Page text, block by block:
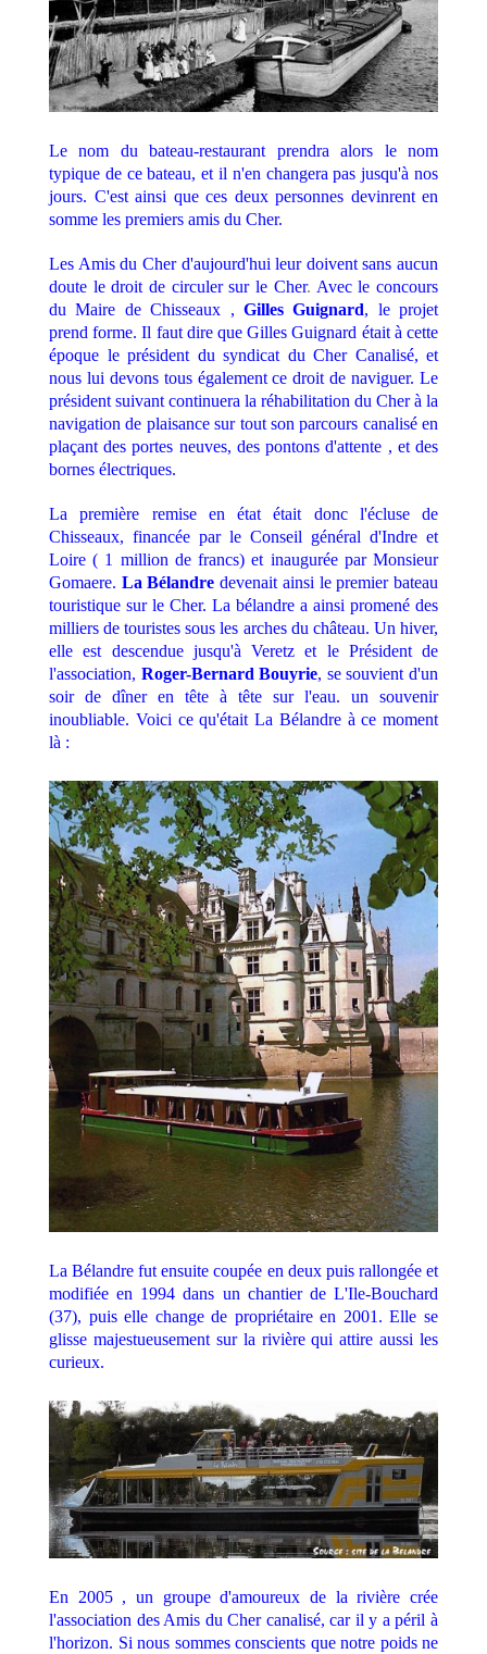
Le nom du bateau-restaurant prendra alors le nom
typique de ce bateau, et il n'en changera pas jusqu'à nos
jours. C'est ainsi que ces deux personnes devinrent en
somme les premiers amis du Cher.
Les Amis du Cher d'aujourd'hui leur doivent sans aucun
doute le droit de circuler sur le Cher. Avec le concours
du Maire de Chisseaux , Gilles Guignard, le projet
prend forme. Il faut dire que Gilles Guignard était à cette
époque le président du syndicat du Cher Canalisé, et
nous lui devons tous également ce droit de naviguer. Le
président suivant continuera la réhabilitation du Cher à la
navigation de plaisance sur tout son parcours canalisé en
plaçant des portes neuves, des pontons d'attente , et des
bornes électriques.
La première remise en état était donc l'écluse de
Chisseaux, financée par le Conseil général d'Indre et
Loire ( 1 million de francs) et inaugurée par Monsieur
Gomaere. La Bélandre devenait ainsi le premier bateau
touristique sur le Cher. La bélandre a ainsi promené des
milliers de touristes sous les arches du château. Un hiver,
elle est descendue jusqu'à Veretz et le Président de
l'association, Roger-Bernard Bouyrie, se souvient d'un
soir de dîner en tête à tête sur l'eau. un souvenir
inoubliable. Voici ce qu'était La Bélandre à ce moment
là :
La Bélandre fut ensuite coupée en deux puis rallongée et
modifiée en 1994 dans un chantier de L'Ile-Bouchard
(37), puis elle change de propriétaire en 2001. Elle se
glisse majestueusement sur la rivière qui attire aussi les
curieux.
En 2005 , un groupe d'amoureux de la rivière crée
l'association des Amis du Cher canalisé, car il y a péril à
l'horizon. Si nous sommes conscients que notre poids ne